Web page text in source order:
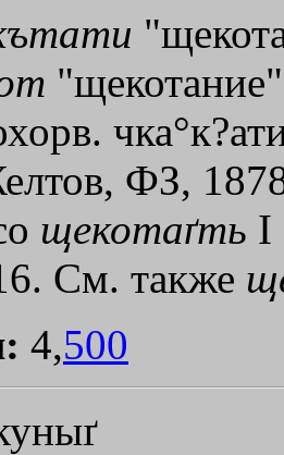
ФЗ,
щекотаґть I
См. также
4,500